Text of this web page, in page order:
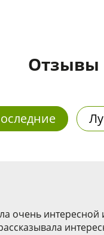
Отзывы
очень интересной